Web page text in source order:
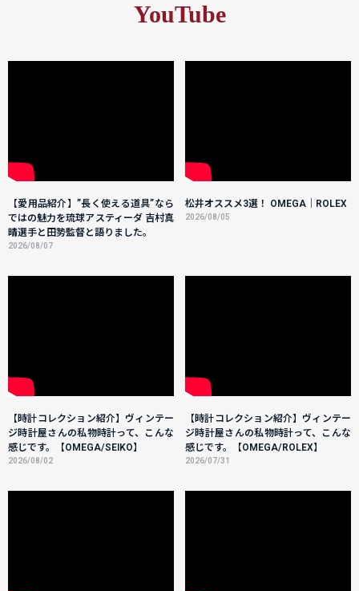
YouTube
【愛用品紹介】”長く使える道具”なら
ではの魅力を琉球アスティーダ 吉村真
晴選手と田㔟監督と語りました。
2026/08/07
松井オススメ3選！ OMEGA｜ROLEX
2026/08/05
【時計コレクション紹介】ヴィンテー
ジ時計屋さんの私物時計って、こんな
感じです。【OMEGA/SEIKO】
2026/08/02
【時計コレクション紹介】ヴィンテー
ジ時計屋さんの私物時計って、こんな
感じです。【OMEGA/ROLEX】
2026/07/31